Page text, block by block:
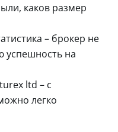
каков размер
– брокер не
успешность на
ltd – с
легко